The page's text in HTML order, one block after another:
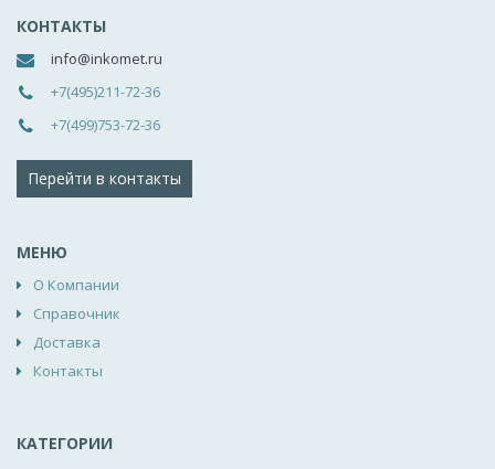
КОНТАКТЫ
info@inkomet.ru
+7(495)211-72-36
+7(499)753-72-36
Перейти в контакты
МЕНЮ
О Компании
Справочник
Доставка
Контакты
КАТЕГОРИИ